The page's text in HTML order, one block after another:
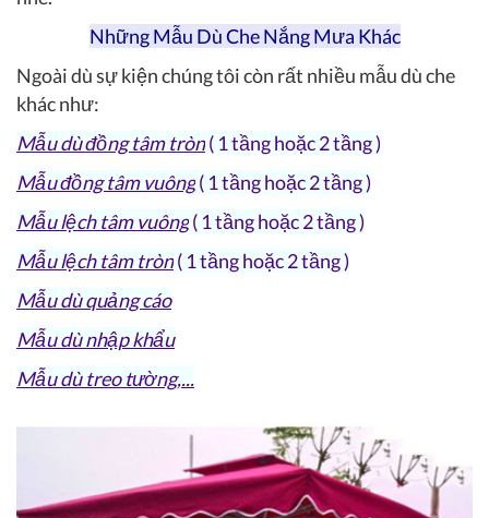
Những Mẫu Dù Che Nắng Mưa Khác
Ngoài dù sự kiện chúng tôi còn rất nhiều mẫu dù che
khác như:
Mẫu dù đồng tâm tròn( 1 tầng hoặc 2 tầng )
Mẫu đồng tâm vuông( 1 tầng hoặc 2 tầng )
Mẫu lệch tâm vuông( 1 tầng hoặc 2 tầng )
Mẫu lệch tâm tròn( 1 tầng hoặc 2 tầng )
Mẫu dù quảng cáo
Mẫu dù nhập khẩu
Mẫu dù treo tường,...